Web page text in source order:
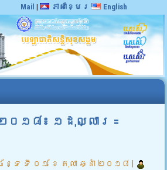
Mail | ភាសាខ្មែរ English
២០១៨៖ ១ដុល្លារ =
ន្ទ ទី ០១ ខែ តុលា ឆ្នាំ ២០១៨